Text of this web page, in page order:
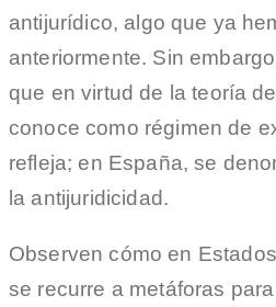
antijurídico, algo que ya
anteriormente. Sin
que en virtud de la teoría
conoce como régimen de
refleja; en España, se
la antijuridicidad.
Observen cómo en
se recurre a metáforas